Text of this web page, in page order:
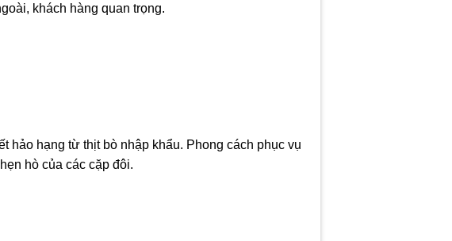
khách hàng quan trọng.
hảo hạng từ thịt bò nhập khẩu. Phong cách phục vụ
hò của các cặp đôi.